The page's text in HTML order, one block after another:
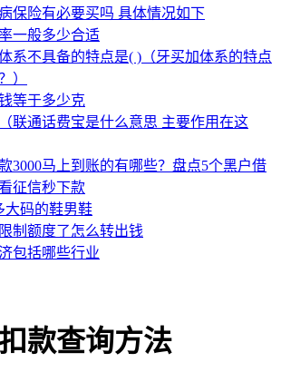
保险有必要买吗 具体情况如下
一般多少合适
系不具备的特点是( )（牙买加体系的特点
）
等于多少克
联通话费宝是什么意思 主要作用在这
3000马上到账的有哪些？盘点5个黑户借
征信秒下款
大码的鞋男鞋
制额度了怎么转出钱
包括哪些行业
款查询方法